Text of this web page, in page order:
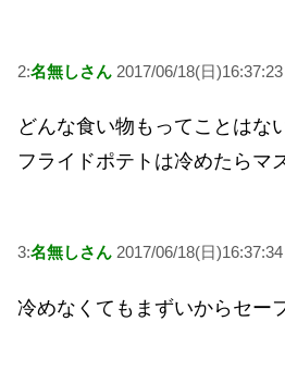
2:名無しさん 2017/06/18(日
どんな食い物もってことはな
フライドポテトは冷めたらマ
3:名無しさん 2017/06/18(日
冷めなくてもまずいからセー